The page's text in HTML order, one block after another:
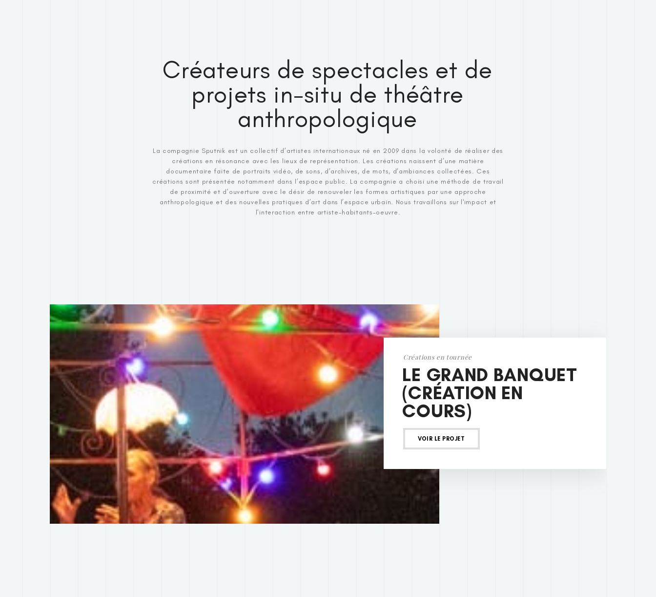
Créateurs de spectacles et de
projets in-situ de théâtre
anthropologique
La compagnie Sputnik est un collectif d’artistes internationaux né en 2009 dans la volonté de réaliser des
créations en résonance avec les lieux de représentation. Les créations naissent d’une matière
documentaire faite de portraits vidéo, de sons, d’archives, de mots, d’ambiances collectées. Ces
créations sont présentée notamment dans l’espace public. La compagnie a choisi une méthode de travail
de proximité et d’ouverture avec le désir de renouveler les formes artistiques par une approche
anthropologique et des nouvelles pratiques d’art dans l’espace urbain. Nous travaillons sur l'impact et
l’interaction entre artiste-habitants-oeuvre.
Créations en tournée
LE GRAND BANQUET
(CRÉATION EN
COURS)
VOIR LE PROJET